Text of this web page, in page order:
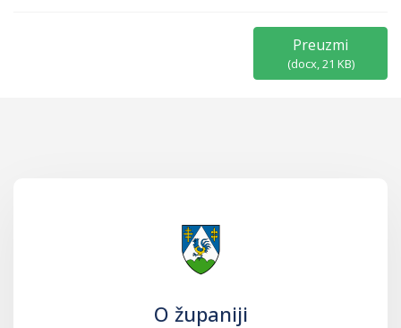
Preuzmi
(docx,21 KB)
O županiji